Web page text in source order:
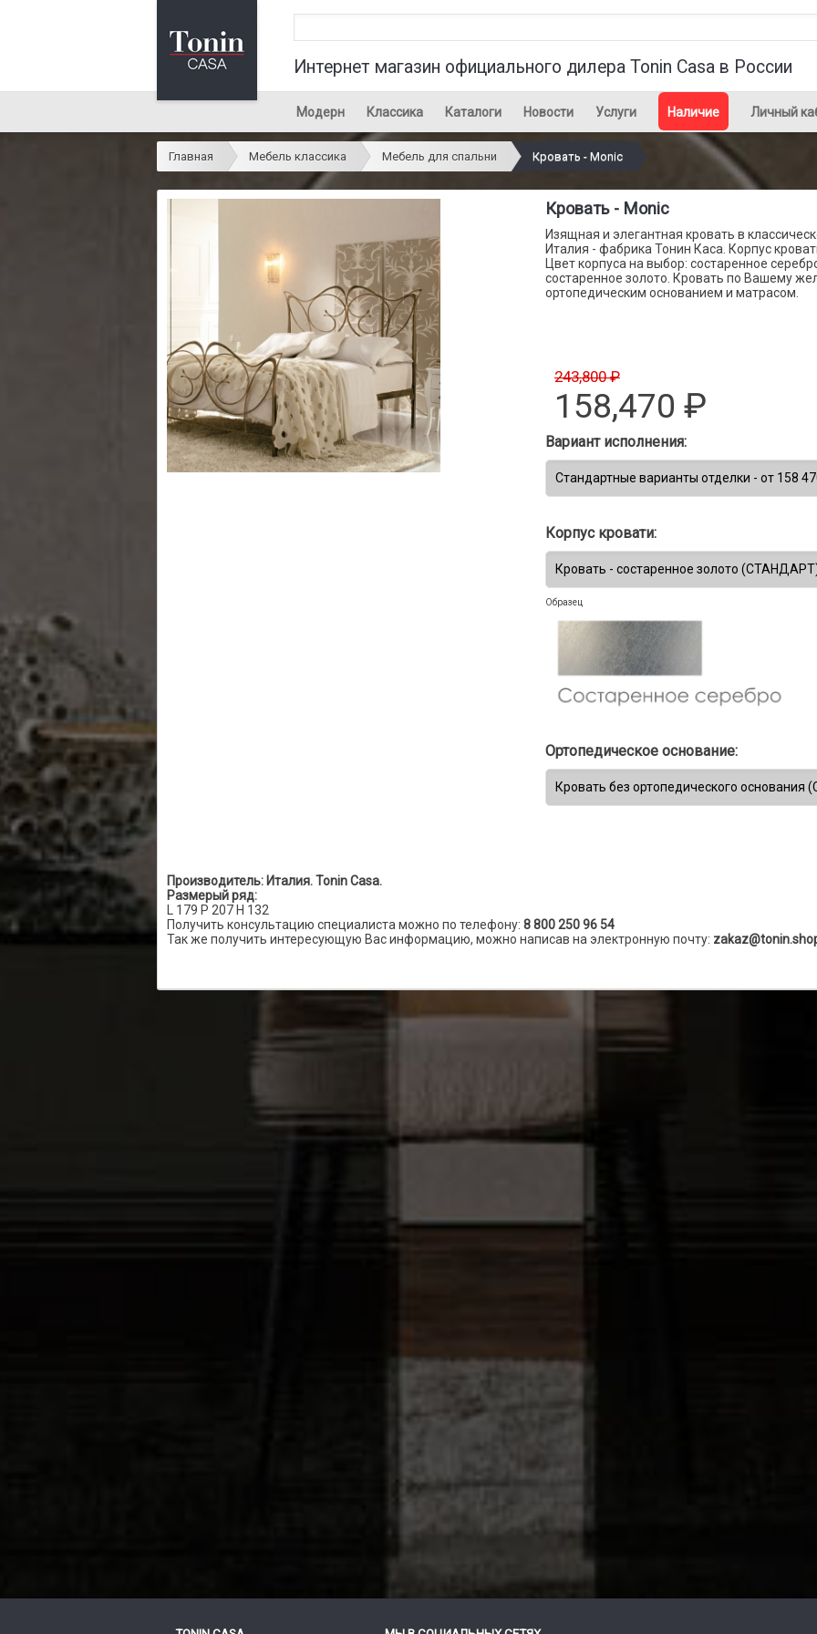
Интернет магазин официального дилера Tonin Casa в России
Модерн Классика Каталоги Новости Услуги Наличие Личный
Главная Мебель классика Мебель для спальни Кровать - Monic
Кровать - Monic
Изящная и элегантная кровать в
Италия - фабрика Тонин Каса. Корпус
Цвет корпуса на выбор: состаренное
состаренное золото. Кровать по Вашему
ортопедическим основанием и матрасом.
243,800 ₽
158,470 ₽
Вариант исполнения:
Корпус кровати:
Образец
Ортопедическое основание:
Производитель: Италия. Tonin Casa.
Размерый ряд:
L 179 P 207 H 132
Получить консультацию специалиста можно по телефону: 8 800 250 96 54
Так же получить интересующую Вас информацию, можно написав на электронную почту: